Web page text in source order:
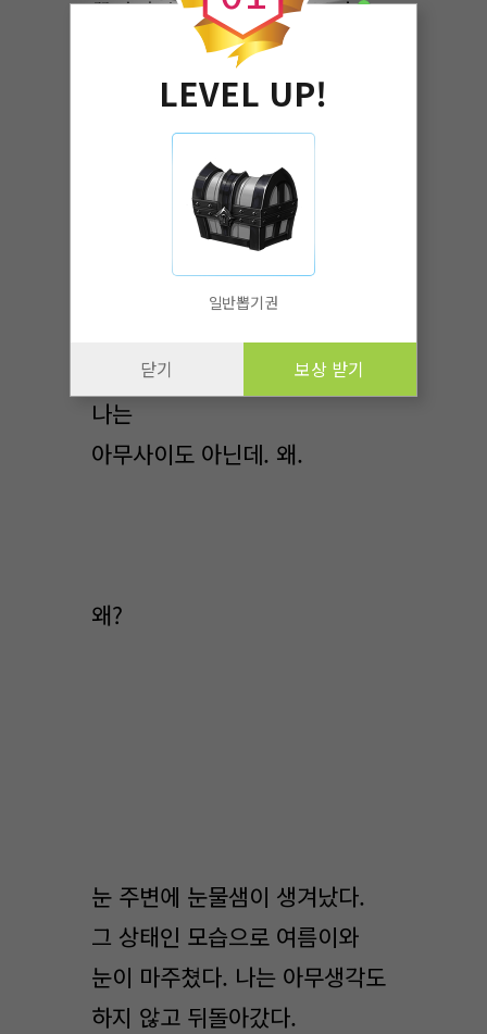
꽁냥거리는 여름이와 나보다
조금 더 작고 귀여워보이는
가진 남자애가 여름이 옆에서
같이 있었다. 나는 심장이
당장이라도 눈물이
내 알 바가 아닌데. 여름이와
나는
아무사이도 아닌데. 왜.
왜?
눈 주변에 눈물샘이 생겨났다.
그 상태인 모습으로 여름이와
눈이 마주쳤다. 나는 아무생각도
하지 않고 뒤돌아갔다.
LEVEL UP!
일반뽑기권
닫기 보상 받기